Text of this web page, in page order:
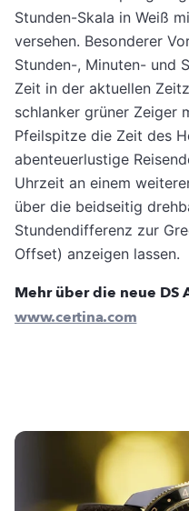
Stunden-Skala in Weiß
versehen. Besonderer
Stunden-, Minuten- und
Zeit in der aktuellen
schlanker grüner Zeiger
Pfeilspitze die Zeit des
abenteuerlustige
Uhrzeit an einem
über die beidseitig
Stundendifferenz zur
Offset) anzeigen lassen.
Mehr über die neue DS
www.certina.com